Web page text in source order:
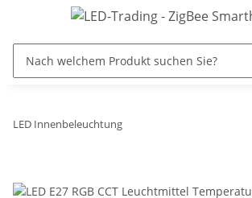
LED Innenbeleuchtung